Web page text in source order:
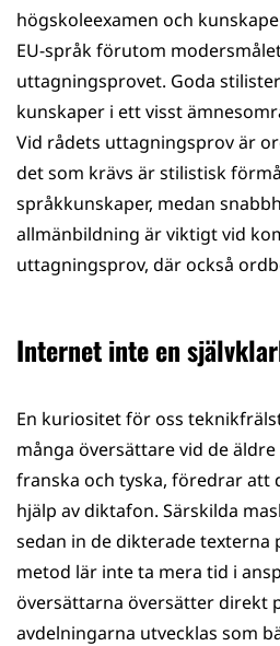
högskoleexamen och
EU-språk förutom
uttagningsprovet. Goda
kunskaper i ett visst
Vid rådets uttagningsprov är
det som krävs är stilistisk
språkkunskaper, medan
allmänbildning är viktigt vid
uttagningsprov, där också
Internet inte en
En kuriositet för oss
många översättare vid de
franska och tyska, föredrar att
hjälp av diktafon. Särskilda
sedan in de dikterade texterna
metod lär inte ta mera tid i
översättarna översätter direkt
avdelningarna utvecklas som